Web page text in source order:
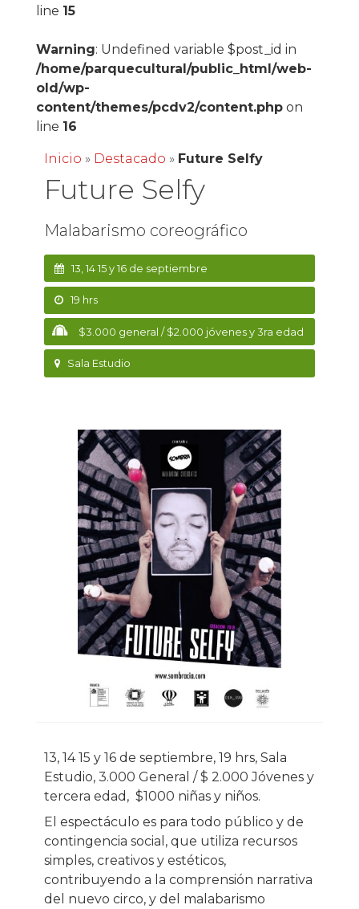
line 15
Warning: Undefined variable $post_id in
/home/parquecultural/public_html/web-
old/wp-
content/themes/pcdv2/content.phpon
line 16
Inicio » Destacado » Future Selfy
Future Selfy
Malabarismo coreográfico
13, 14 15 y 16 de septiembre
19 hrs
$3.000 general / $2.000 jóvenes y 3ra edad
Sala Estudio
13, 14 15 y 16 de septiembre, 19 hrs, Sala
Estudio, 3.000 General / $ 2.000 Jóvenes y
tercera edad, $1000 niñas y niños.
El espectáculo es para todo público y de
contingencia social, que utiliza recursos
simples, creativos y estéticos,
contribuyendo a la comprensión narrativa
del nuevo circo, y del malabarismo